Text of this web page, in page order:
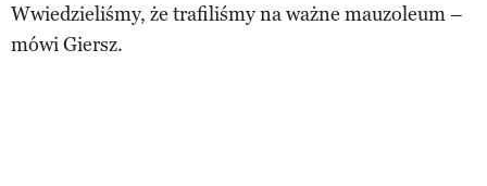
Wwiedzieliśmy, że trafiliśmy na ważne mauzoleum –
mówi Giersz.